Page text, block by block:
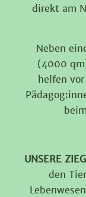
direkt am
Neben
(4000
helfen
UNSERE
den